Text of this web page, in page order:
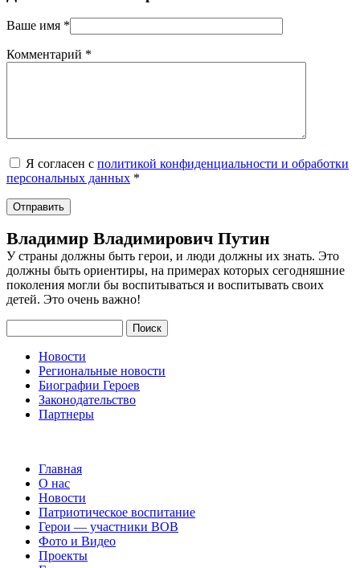
Ваше имя *
Комментарий *
Я согласен с политикой конфиденциальности и обработки
персональных данных *
Владимир Владимирович Путин
У страны должны быть герои, и люди должны их знать. Это
должны быть ориентиры, на примерах которых сегодняшние
поколения могли бы воспитываться и воспитывать своих
детей. Это очень важно!
Поиск
Новости
Региональные новости
Биографии Героев
Законодательство
Партнеры
Главная
О нас
Новости
Патриотическое воспитание
Герои — участники ВОВ
Фото и Видео
Проекты